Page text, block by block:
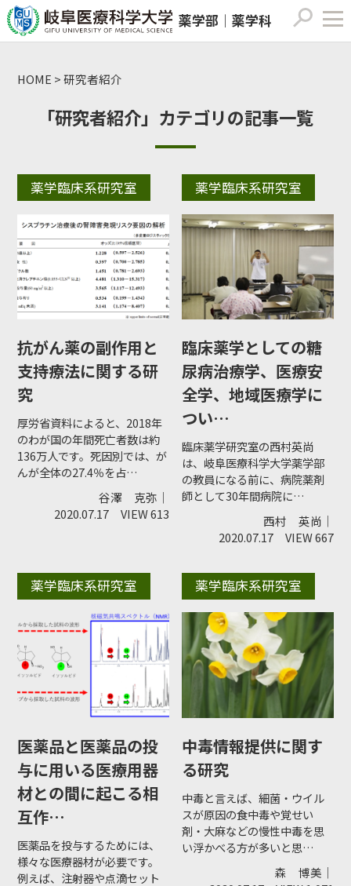
薬学部｜薬学科
HOME >研究者紹介
「研究者紹介」カテゴリの記事一覧
薬学臨床系研究室
抗がん薬の副作用と
支持療法に関する研
究
厚労省資料によると、2018年
のわが国の年間死亡者数は約
136万人です。死因別では、が
んが全体の27.4％を占…
谷澤 克弥｜
2020.07.17
VIEW 613
薬学臨床系研究室
臨床薬学としての糖
尿病治療学、医療安
全学、地域医療学に
つい…
臨床薬学研究室の西村英尚
は、岐阜医療科学大学薬学部
の教員になる前に、病院薬剤
師として30年間病院に…
西村 英尚｜
2020.07.17
VIEW 667
薬学臨床系研究室
医薬品と医薬品の投
与に用いる医療用器
材との間に起こる相
互作…
医薬品を投与するためには、
様々な医療器材が必要です。
例えば、注射器や点滴セット
薬学臨床系研究室
中毒情報提供に関す
る研究
中毒と言えば、細菌・ウイル
スが原因の食中毒や覚せい
剤・大麻などの慢性中毒を思
い浮かべる方が多いと思…
森 博美｜